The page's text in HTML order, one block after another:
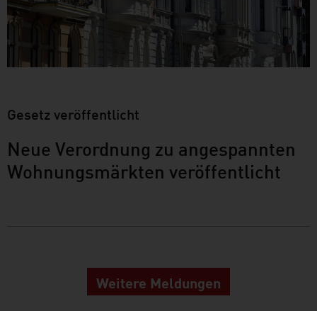
Gesetz veröffentlicht
Neue Verordnung zu angespannten
Wohnungsmärkten veröffentlicht
Weitere Meldungen